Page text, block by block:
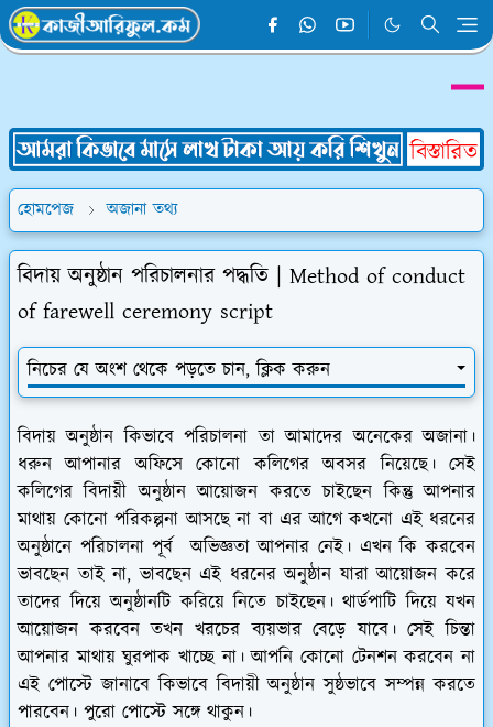
হোমপেজ অজানা তথ্য
বিদায় অনুষ্ঠান পরিচালনার পদ্ধতি | Method of conduct
of farewell ceremony script
নিচের যে অংশ থেকে পড়তে চান, ক্লিক করুন
বিদায় অনুষ্ঠান কিভাবে পরিচালনা তা আমাদের অনেকের অজানা।
ধরুন আপানার অফিসে কোনো কলিগের অবসর নিয়েছে। সেই
কলিগের বিদায়ী অনুষ্ঠান আয়োজন করতে চাইছেন কিন্তু আপনার
মাথায় কোনো পরিকল্পনা আসছে না বা এর আগে কখনো এই ধরনের
অনুষ্ঠানে পরিচালনা পূর্ব অভিজ্ঞতা আপনার নেই। এখন কি করবেন
ভাবছেন তাই না, ভাবছেন এই ধরনের অনুষ্ঠান যারা আয়োজন করে
তাদের দিয়ে অনুষ্ঠানটি করিয়ে নিতে চাইছেন। থার্ডপাটি দিয়ে যখন
আয়োজন করবেন তখন খরচের ব্যয়ভার বেড়ে যাবে। সেই চিন্তা
আপনার মাথায় ঘুরপাক খাচ্ছে না। আপনি কোনো টেনশন করবেন না
এই পোস্টে জানাবে কিভাবে বিদায়ী অনুষ্ঠান সুষ্ঠভাবে সম্পন্ন করতে
পারবেন। পুরো পোস্টে সঙ্গে থাকুন।